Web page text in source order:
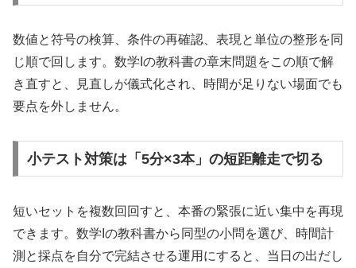
数値と符号の検算、条件の再確認、表現と単位の整形を同
じ順で回します。数学Iの教科書の章末問題をこの順で解
き直すと、見直しが儀式化され、時間が足りない場面でも
要点を外しません。
小テスト対策は「5分×3本」の短距離走で切る
短いセットを複数回回すと、本番の緊張に近い集中を再現
できます。数学Iの教科書から同型の小問を選び、時間計
測と採点を自分で完結させる運用にすると、当日の出だし